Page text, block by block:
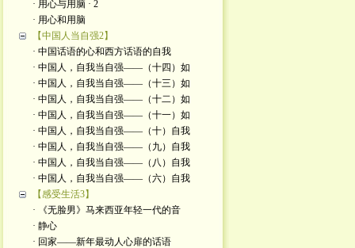
· 用心与用脑 · 2
· 用心和用脑
【中国人当自强2】
· 中国话语的心和西方话语的自我
· 中国人，自我当自强——（十四）如
· 中国人，自我当自强——（十三）如
· 中国人，自我当自强——（十二）如
· 中国人，自我当自强——（十一）如
· 中国人，自我当自强——（十）自我
· 中国人，自我当自强——（九）自我
· 中国人，自我当自强——（八）自我
· 中国人，自我当自强——（六）自我
【感受生活3】
· 《无脸男》马来西亚年轻一代的音
· 静心
· 回家——新年最动人心扉的话语